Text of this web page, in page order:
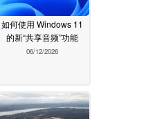
如何使用 Windows 11
的新“共享音频”功能
06/12/2026